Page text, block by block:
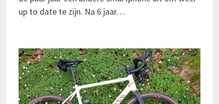
up to date te zijn. Na 6 jaar…